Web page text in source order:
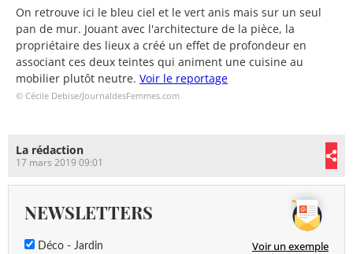
On retrouve ici le bleu ciel et le vert anis mais sur un seul
pan de mur. Jouant avec l'architecture de la pièce, la
propriétaire des lieux a créé un effet de profondeur en
associant ces deux teintes qui animent une cuisine au
mobilier plutôt neutre. Voir le reportage
© Cécile Debise/JournaldesFemmes.com
La rédaction
17 mars 2019 09:01
NEWSLETTERS
Déco - Jardin Voir un exemple